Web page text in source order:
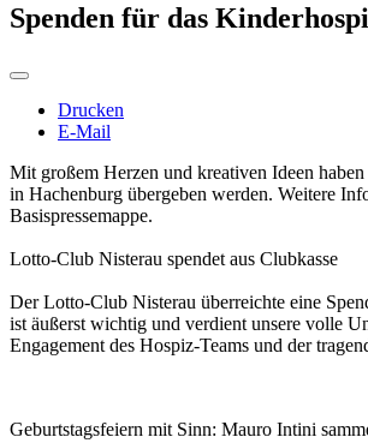
Spenden für das
Drucken
E-Mail
Mit großem Herzen und kreativen Ideen
in Hachenburg übergeben werden. Weitere
Basispressemappe.
Lotto-Club Nisterau spendet aus Clubkasse
Der Lotto-Club Nisterau überreichte eine
ist äußerst wichtig und verdient unsere volle
Engagement des Hospiz-Teams und der
Geburtstagsfeiern mit Sinn: Mauro Intini